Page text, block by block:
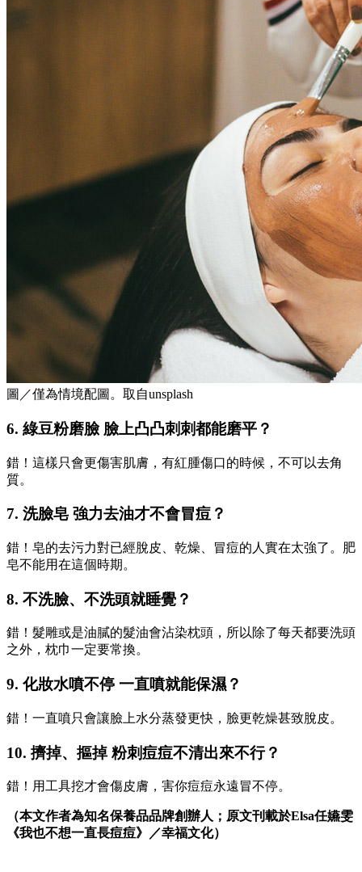
圖／僅為情境配圖。取自unsplash
6. 綠豆粉磨臉 臉上凸凸刺刺都能磨平？
錯！這樣只會更傷害肌膚，有紅腫傷口的時候，不可以去角
質。
7. 洗臉皂 強力去油才不會冒痘？
錯！皂的去污力對已經脫皮、乾燥、冒痘的人實在太強了。肥
皂不能用在這個時期。
8. 不洗臉、不洗頭就睡覺？
錯！髮雕或是油膩的髮油會沾染枕頭，所以除了每天都要洗頭
之外，枕巾一定要常換。
9. 化妝水噴不停 一直噴就能保濕？
錯！一直噴只會讓臉上水分蒸發更快，臉更乾燥甚致脫皮。
10. 擠掉、摳掉 粉刺痘痘不清出來不行？
錯！用工具挖才會傷皮膚，害你痘痘永遠冒不停。
（本文作者為知名保養品品牌創辦人；原文刊載於Elsa任嬿雯
《我也不想一直長痘痘》／幸福文化）